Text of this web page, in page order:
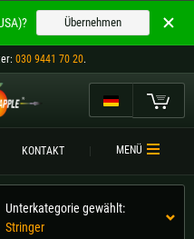
KONTAKT MENÜ
Unterkategorie gewählt:
Stringer
bei
APPLE
Sprache aus:
Deutsch (DE)
Deutsch (CH)
Übernehmen
030 9441 70 20.
Die besten Armbrüste.
Mein Warenkorb
ARMBRÜSTE
ARMBRUSTVERGLEICH
ZUBEHÖR